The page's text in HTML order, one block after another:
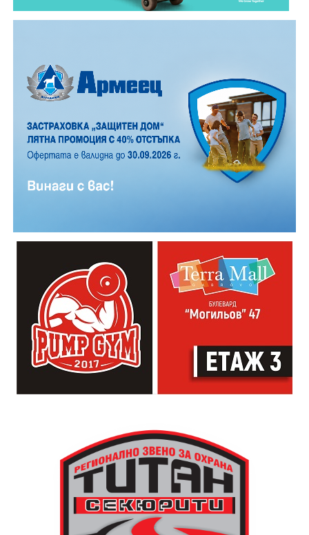
Според първоначалната информация водачът се е
Причините за инцидента са в процес на изясняване.